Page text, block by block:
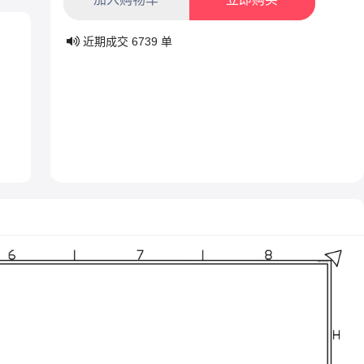
近期成交 6739 单